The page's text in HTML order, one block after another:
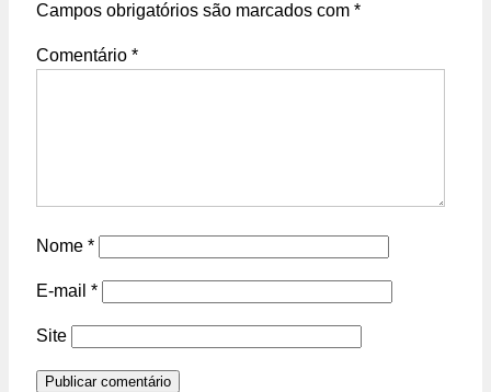
Campos obrigatórios são marcados com *
Comentário *
Nome *
E-mail *
Site